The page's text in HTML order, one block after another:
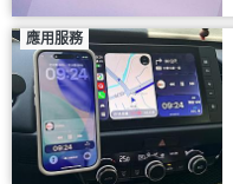
應用服務